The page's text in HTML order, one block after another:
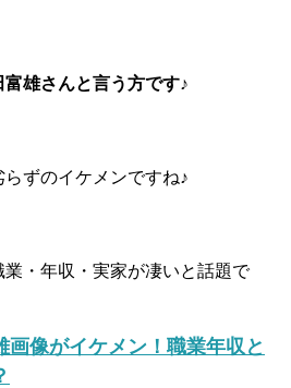
雄さんと言う方です♪
ずのイケメンですね♪
・年収・実家が凄いと話題で
画像がイケメン！職業年収と